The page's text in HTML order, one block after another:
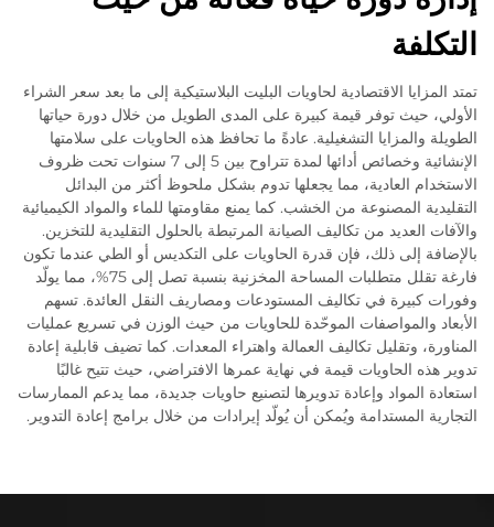
التكلفة
تمتد المزايا الاقتصادية لحاويات البليت البلاستيكية إلى ما بعد سعر الشراء
الأولي، حيث توفر قيمة كبيرة على المدى الطويل من خلال دورة حياتها
الطويلة والمزايا التشغيلية. عادةً ما تحافظ هذه الحاويات على سلامتها
الإنشائية وخصائص أدائها لمدة تتراوح بين 5 إلى 7 سنوات تحت ظروف
الاستخدام العادية، مما يجعلها تدوم بشكل ملحوظ أكثر من البدائل
التقليدية المصنوعة من الخشب. كما يمنع مقاومتها للماء والمواد الكيميائية
والآفات العديد من تكاليف الصيانة المرتبطة بالحلول التقليدية للتخزين.
بالإضافة إلى ذلك، فإن قدرة الحاويات على التكديس أو الطي عندما تكون
فارغة تقلل متطلبات المساحة المخزنية بنسبة تصل إلى 75%، مما يولّد
وفورات كبيرة في تكاليف المستودعات ومصاريف النقل العائدة. تسهم
الأبعاد والمواصفات الموحّدة للحاويات من حيث الوزن في تسريع عمليات
المناورة، وتقليل تكاليف العمالة واهتراء المعدات. كما تضيف قابلية إعادة
تدوير هذه الحاويات قيمة في نهاية عمرها الافتراضي، حيث تتيح غالبًا
استعادة المواد وإعادة تدويرها لتصنيع حاويات جديدة، مما يدعم الممارسات
التجارية المستدامة ويُمكن أن يُولّد إيرادات من خلال برامج إعادة التدوير.